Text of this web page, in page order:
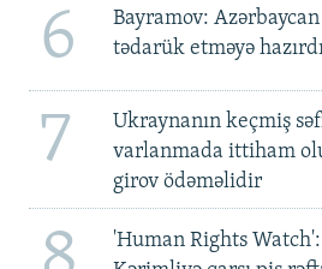
6
Bayramov:
tədarük etməyə
7
Ukraynanın keçmiş
varlanmada ittiham
girov ödəməlidir
'Human Rights